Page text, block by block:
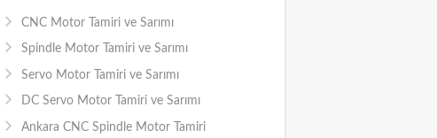
CNC Motor Tamiri ve Sarımı
Spindle Motor Tamiri ve Sarımı
Servo Motor Tamiri ve Sarımı
DC Servo Motor Tamiri ve Sarımı
Ankara CNC Spindle Motor Tamiri